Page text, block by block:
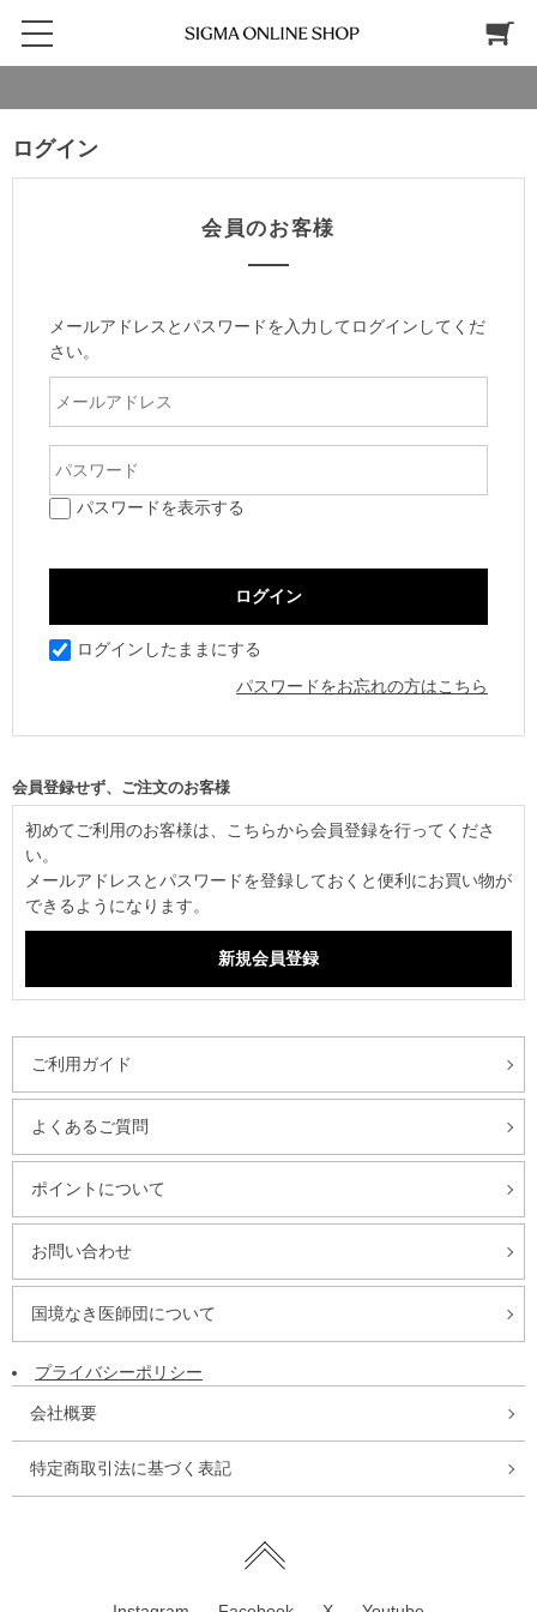
ログイン
会員のお客様
メールアドレスとパスワードを入力してログインしてくだ
さい。
パスワードを表示する
ログインしたままにする
パスワードをお忘れの方はこちら
初めてご利用のお客様は、こちらから会員登録を行ってくださ
い。
メールアドレスとパスワードを登録しておくと便利にお買い物が
できるようになります。
ご利用ガイド
よくあるご質問
ポイントについて
お問い合わせ
国境なき医師団について
プライバシーポリシー
会社概要
特定商取引法に基づく表記